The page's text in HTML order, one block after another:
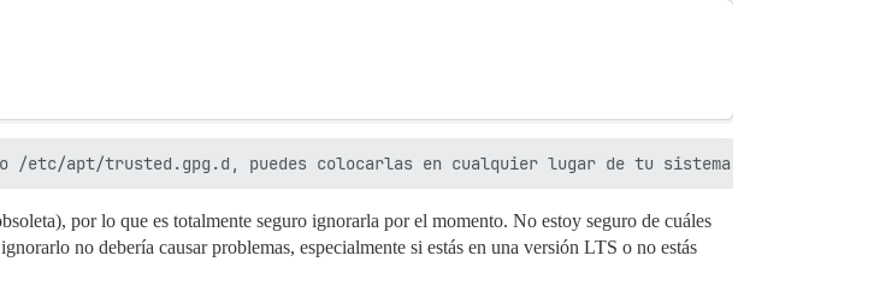
por lo que es totalmente seguro ignorarla por el momento. No estoy seguro de cuáles
no debería causar problemas, especialmente si estás en una versión LTS o no estás